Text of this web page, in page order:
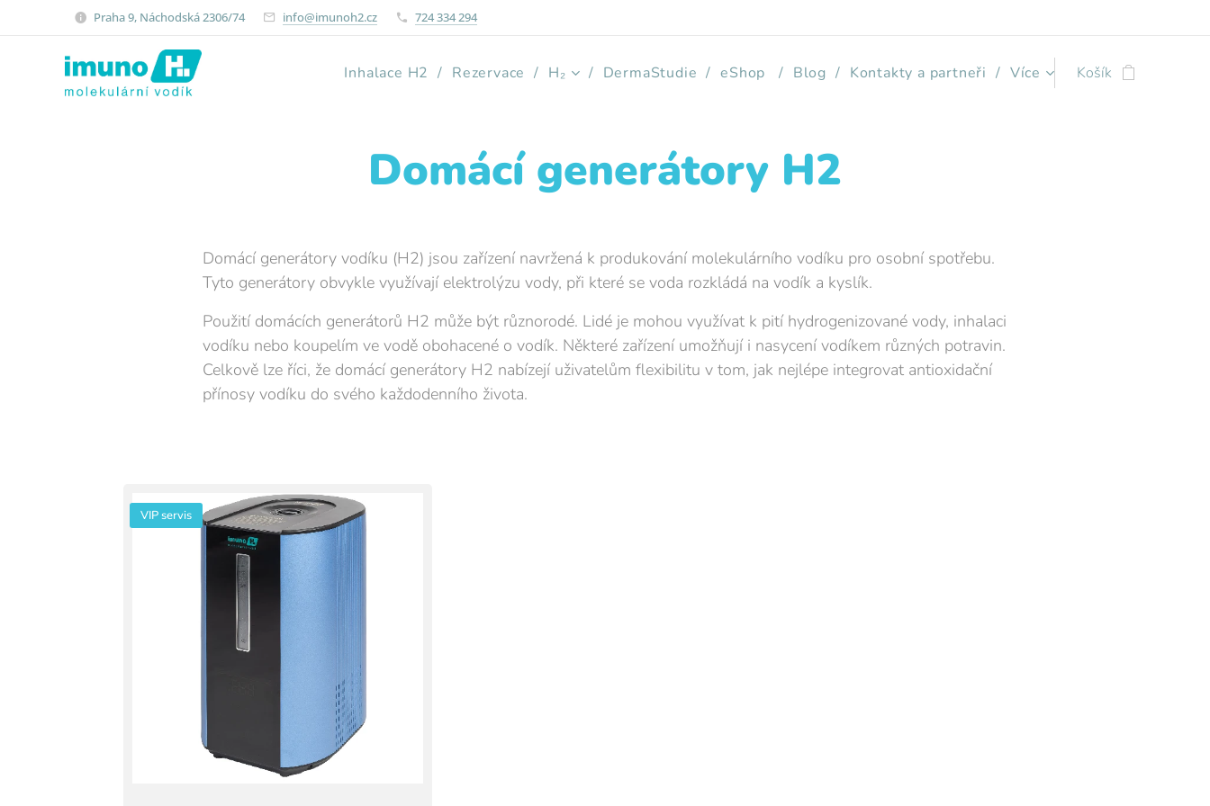
Praha 9, Náchodská 2306/74 info@imunoh2.cz 724 334 294
Inhalace H2 Rezervace H₂ DermaStudie eShop Blog Kontakty a partneři Více Košík
Domácí generátory H2
Domácí generátory vodíku (H2) jsou zařízení navržená k produkování molekulárního vodíku pro osobní spotřebu.
Tyto generátory obvykle využívají elektrolýzu vody, při které se voda rozkládá na vodík a kyslík.
Použití domácích generátorů H2 může být různorodé. Lidé je mohou využívat k pití hydrogenizované vody, inhalaci
vodíku nebo koupelím ve vodě obohacené o vodík. Některé zařízení umožňují i nasycení vodíkem různých potravin.
Celkově lze říci, že domácí generátory H2 nabízejí uživatelům flexibilitu v tom, jak nejlépe integrovat antioxidační
přínosy vodíku do svého každodenního života.
VIP servis